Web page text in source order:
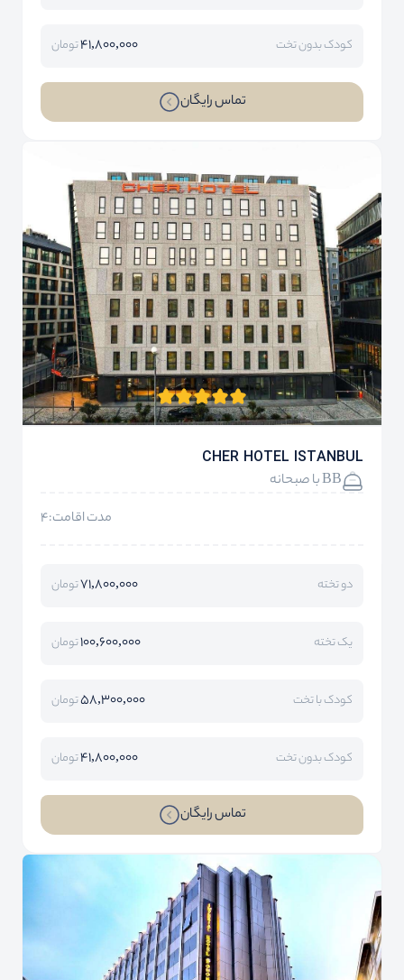
کودک بدون تخت 41,800,000تومان
تماس رایگان
CHER HOTEL ISTANBUL
BB با صبحانه
مدت اقامت:4
دو تخته 71,800,000تومان
یک تخته 100,600,000تومان
کودک با تخت 58,300,000تومان
کودک بدون تخت 41,800,000تومان
تماس رایگان